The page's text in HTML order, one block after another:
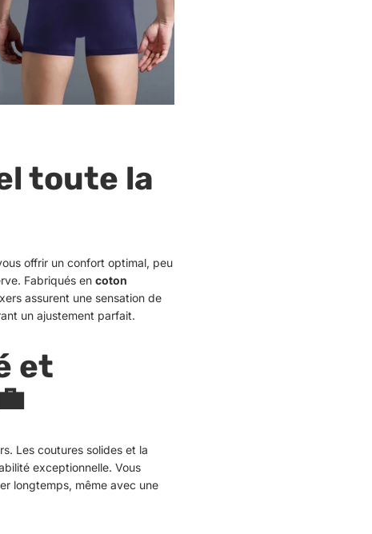
toute la
offrir un confort optimal, peu
Fabriqués en coton
assurent une sensation de
un ajustement parfait.
et
Les coutures solides et la
exceptionnelle. Vous
longtemps, même avec une